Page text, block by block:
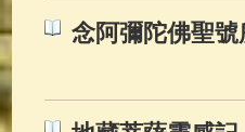
念阿彌陀佛聖